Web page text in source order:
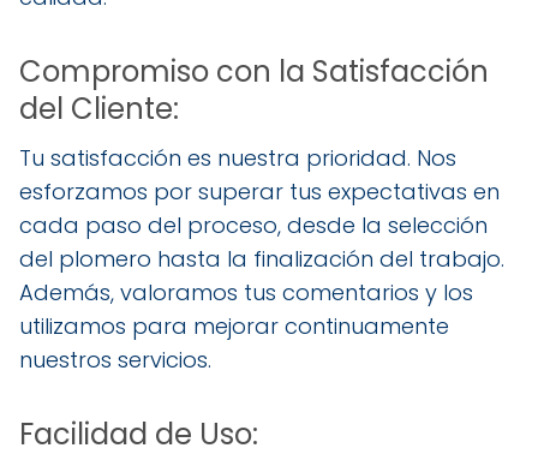
Compromiso con la Satisfacción
del Cliente:
Tu satisfacción es nuestra prioridad. Nos
esforzamos por superar tus expectativas en
cada paso del proceso, desde la selección
del plomero hasta la finalización del trabajo.
Además, valoramos tus comentarios y los
utilizamos para mejorar continuamente
nuestros servicios.
Facilidad de Uso: